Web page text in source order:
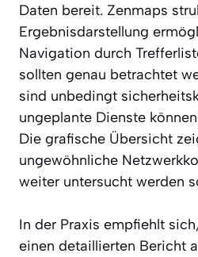
Daten bereit. Zenmaps
Ergebnisdarstellung
Navigation durch
sollten genau betrachtet
sind unbedingt
ungeplante Dienste
Die grafische Übersicht
ungewöhnliche
weiter untersucht werden
In der Praxis empfiehlt
einen detaillierten Bericht